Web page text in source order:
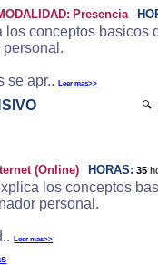
Presencia
los conceptos
personal.
se apr..Leer mas>>
(Online) HORAS: 35
los conceptos
personal.
Leer mas>>